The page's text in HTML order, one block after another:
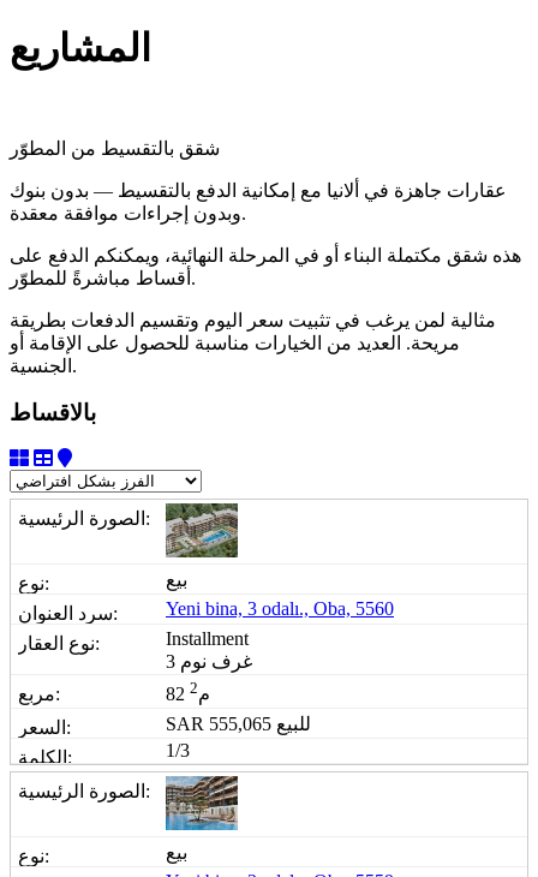
المشاريع
شقق بالتقسيط من المطوّر
عقارات جاهزة في ألانيا مع إمكانية الدفع بالتقسيط — بدون بنوك
وبدون إجراءات موافقة معقدة.
هذه شقق مكتملة البناء أو في المرحلة النهائية، ويمكنكم الدفع على
أقساط مباشرةً للمطوّر.
مثالية لمن يرغب في تثبيت سعر اليوم وتقسيم الدفعات بطريقة
مريحة. العديد من الخيارات مناسبة للحصول على الإقامة أو
الجنسية.
بالاقساط
بيع
Yeni bina, 3 odalı., Oba, 5560
Installment
3 غرف نوم
82 م2
SAR 555,065 للبيع
1/3
بيع